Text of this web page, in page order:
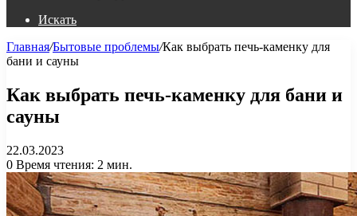
Искать
Главная/Бытовые проблемы/Как выбрать печь-каменку для
бани и сауны
Как выбрать печь-каменку для бани и
сауны
22.03.2023
0 Время чтения: 2 мин.